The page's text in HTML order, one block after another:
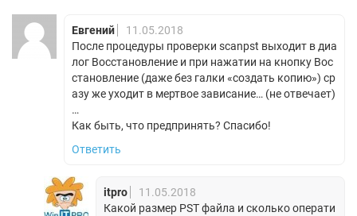
Евгений
11.05.2018
После процедуры проверки scanpst выходит в диа
лог Восстановление и при нажатии на кнопку Вос
становление (даже без галки «создать копию») ср
азу же уходит в мертвое зависание… (не отвечает)
…
Как быть, что предпринять? Спасибо!
Ответить
itpro
11.05.2018
Какой размер PST файла и сколько операти